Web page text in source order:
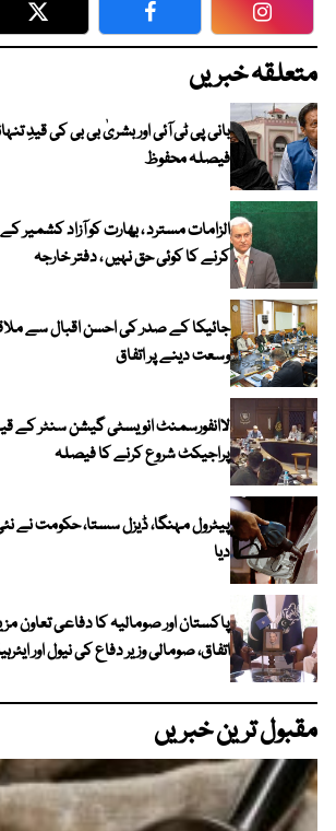
Twitter Facebook
متعلقہ خبریں
بانی پی ٹی آئی اور بشریٰ بی بی کی قیدِ
فیصلہ محفوظ
الزامات مسترد ، بھارت کو آزاد کشمیر
کرنے کا کوئی حق نہیں ، دفتر خارجہ
جائیکا کے صدر کی احسن اقبال سے
وسعت دینے پر اتفاق
لاانفورسمنٹ انویسٹی گیشن سنٹر کے
پراجیکٹ شروع کرنے کا فیصلہ
پیٹرول مہنگا، ڈیزل سستا، حکومت نے
دیا
پاکستان اور صومالیہ کا دفاعی تعاون
اتفاق، صومالی وزیر دفاع کی نیول اور
مقبول ترین خبریں